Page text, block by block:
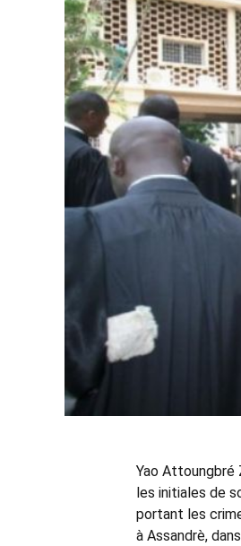
Yao Attoungbré
les initiales de
portant les
à Assandrè,